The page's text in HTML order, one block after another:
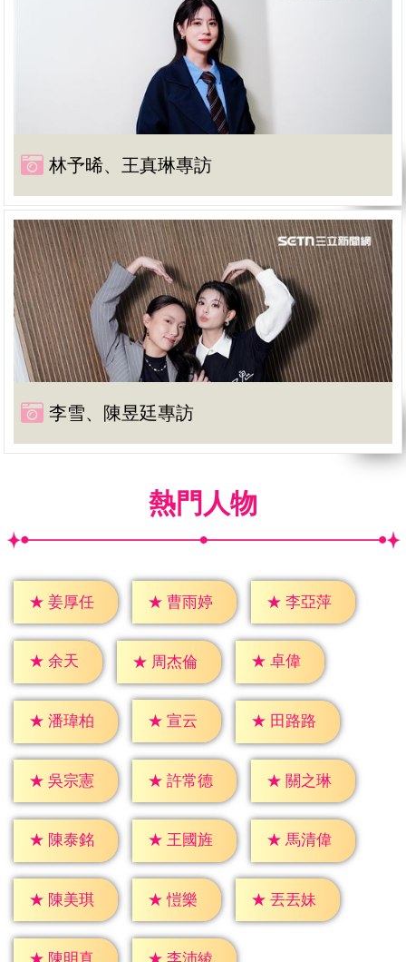
林予晞、王真琳專訪
李雪、陳昱廷專訪
熱門人物
★ 姜厚任 ★ 曹雨婷 ★ 李亞萍
★ 余天 ★ 周杰倫 ★ 卓偉
★ 潘瑋柏 ★ 宣云 ★ 田路路
★ 吳宗憲 ★ 許常德 ★ 關之琳
★ 陳泰銘 ★ 王國旌 ★ 馬清偉
★ 陳美琪 ★ 愷樂 ★ 丟丟妹